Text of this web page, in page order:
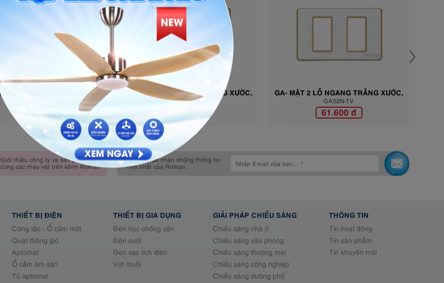
GA- MẶT 1 LỖ NGANG TRẮNG XƯỚC,
KHUNG VIỀN VÀNG BÓNG GA01N-TV
GA01N-TV
59.200 đ
GA- MẶT 2 LỖ NGANG TRẮNG XƯỚC,
KHUNG VIỀN VÀNG BÓNG GA02N-TV
GA02N-TV
61.600 đ
GA- MẶT 3 LỖ NGANG TRẮNG
KHUNG VIỀN VÀNG BÓNG GA03N-
Giới thiệu công ty và sản phẩm
cùng các mẹo vặt trên kênh Roman
Đăng ký để nhận những thông tin
mới nhất của Roman
THIẾT BỊ ĐIỆN
Công tắc - Ổ cắm mới
Quạt thông gió
Aptomat
Ổ cắm âm sàn
Tủ aptomat
THIẾT BỊ GIA DỤNG
Đèn học chống cận
Đèn sưởi
Đèn sạc tích điện
Vợt muỗi
GIẢI PHÁP CHIẾU SÁNG
Chiếu sáng nhà ở
Chiếu sáng văn phòng
Chiếu sáng thương mại
Chiếu sáng công nghiệp
Chiếu sáng đường phố
THÔNG TIN
Tin hoạt động
Tin sản phẩm
Tin khuyến mãi